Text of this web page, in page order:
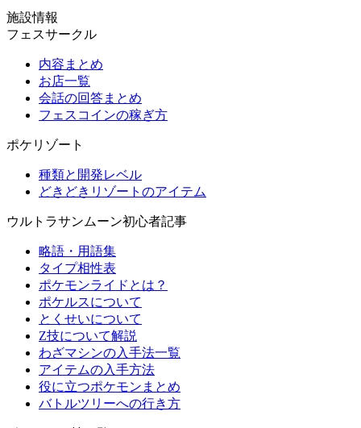
施設情報
フェスサークル
内容まとめ
お店一覧
会話の回答まとめ
フェスコインの稼ぎ方
ポケリゾート
種類と開発レベル
どきどきリゾートのアイテム
ウルトラサンムーン初心者記事
略語・用語集
タイプ相性表
ポケモンライドとは？
ポケルスについて
とくせいについて
Z技について解説
わざマシンの入手法一覧
アイテムの入手方法
役に立つポケモンまとめ
バトルツリーへの行き方